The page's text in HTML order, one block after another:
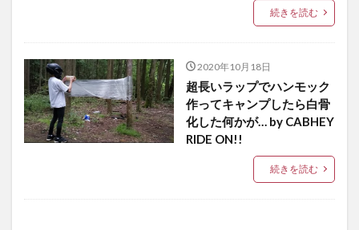
続きを読む
2020年10月18日
超長いラップでハンモック
作ってキャンプしたら白骨
化した何かが… by CABHEY
RIDE ON!!
続きを読む